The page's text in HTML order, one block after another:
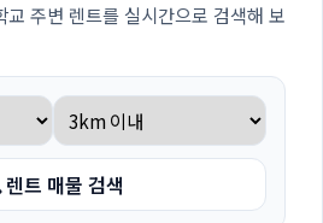
주변 렌트를 실시간으로 검색해 보
렌트 매물 검색